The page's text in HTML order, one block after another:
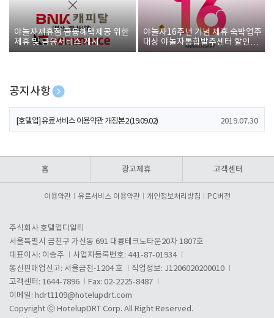
야놀자제휴점 금융혜택제공 위한
제휴 및 금융서비스 게시
야놀자16주년 기념 제휴 숙박업주
대상 야놀자통합발주센터 할인쿠
폰 증정
공지사항
[호텔업] 개인정보 처리방침 개정본1 (19.09.02)
[호텔업] 유료서비스 이용약관 개정본2 (19.09.02) 2019.07.30
홈 광고제휴 고객센터
이용약관 유료서비스 이용약관 개인정보처리방침 PC버전
주식회사 호텔업디알티
서울특별시 금천구 가산동 691 대륭테크노타운20차 1807호
대표이사: 이송주
사업자등록번호: 441-87-01934
통신판매업신고: 서울금천-1204 호
직업정보: J1206020200010
고객센터: 1644-7896
Fax: 02-2225-8487
이메일: hdrt1109@hotelupdrt.com
Copyright ⓒ HotelupDRT Corp. All Right Reserved.